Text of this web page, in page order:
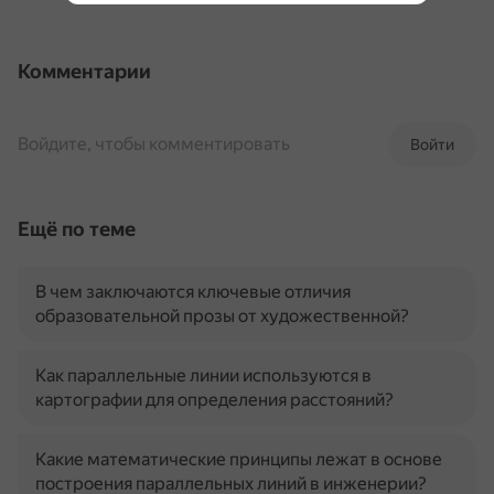
Комментарии
Войти
Войдите, чтобы комментировать
Ещё по теме
В чем заключаются ключевые отличия
образовательной прозы от художественной?
Как параллельные линии используются в
картографии для определения расстояний?
Какие математические принципы лежат в основе
построения параллельных линий в инженерии?